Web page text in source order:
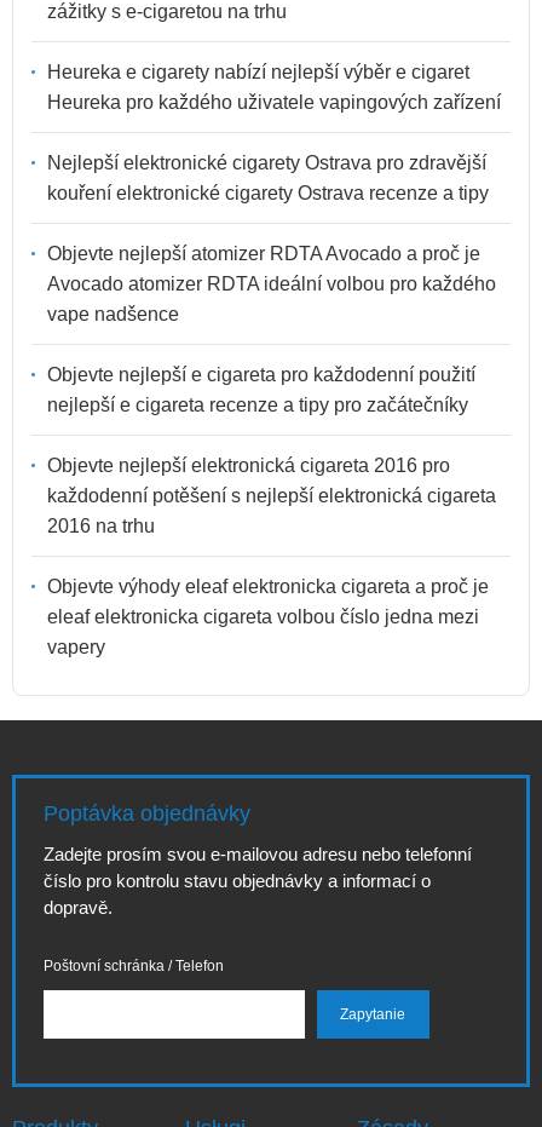
zážitky s e-cigaretou na trhu
Heureka e cigarety nabízí nejlepší výběr e cigaret
Heureka pro každého uživatele vapingových zařízení
Nejlepší elektronické cigarety Ostrava pro zdravější
kouření elektronické cigarety Ostrava recenze a tipy
Objevte nejlepší atomizer RDTA Avocado a proč je
Avocado atomizer RDTA ideální volbou pro každého
vape nadšence
Objevte nejlepší e cigareta pro každodenní použití
nejlepší e cigareta recenze a tipy pro začátečníky
Objevte nejlepší elektronická cigareta 2016 pro
každodenní potěšení s nejlepší elektronická cigareta
2016 na trhu
Objevte výhody eleaf elektronicka cigareta a proč je
eleaf elektronicka cigareta volbou číslo jedna mezi
vapery
Poptávka objednávky
Zadejte prosím svou e-mailovou adresu nebo telefonní
číslo pro kontrolu stavu objednávky a informací o
dopravě.
Poštovní schránka / Telefon